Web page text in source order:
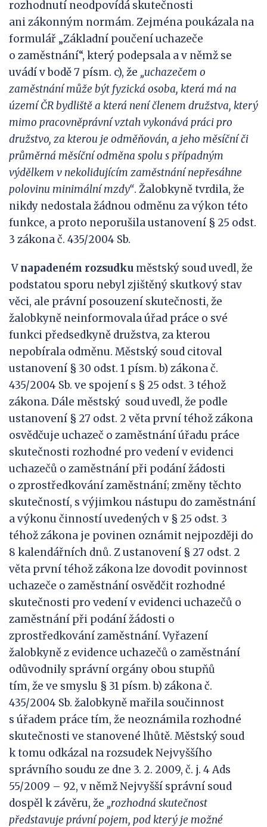
rozhodnutí neodpovídá skutečnosti
ani zákonným normám. Zejména poukázala na
formulář „Základní poučení uchazeče
o zaměstnání“, který podepsala a v němž se
uvádí v bodě 7 písm. c), že „uchazečem o
zaměstnání může být fyzická osoba, která má na
území ČR bydliště a která není členem družstva, který
mimo pracovněprávní vztah vykonává prácipro
družstvo, za kterou je odměňován, a jeho měsíční či
průměrná měsíční odměna spolu spřípadným
výdělkem v nekolidujícím zaměstnání nepřesáhne
polovinu minimální mzdy“. Žalobkyně tvrdila, že
nikdy nedostala žádnou odměnu za výkon této
funkce, a proto neporušila ustanovení § 25 odst.
3 zákona č. 435/2004 Sb.
Vnapadeném rozsudku městský soud uvedl, že
podstatou sporu nebyl zjištěný skutkový stav
věci, ale právní posouzení skutečnosti, že
žalobkyně neinformovala úřad práce o své
funkci předsedkyně družstva, za kterou
nepobírala odměnu. Městský soud citoval
ustanovení § 30 odst. 1 písm. b) zákona č.
435/2004 Sb. ve spojení s § 25 odst. 3 téhož
zákona. Dále městský soud uvedl, že podle
ustanovení § 27 odst. 2 věta první téhož zákona
osvědčuje uchazeč o zaměstnání úřadu práce
skutečnosti rozhodné pro vedení v evidenci
uchazečů o zaměstnání při podání žádosti
o zprostředkování zaměstnání; změny těchto
skutečností, s výjimkou nástupu do zaměstnání
a výkonu činností uvedených v § 25 odst. 3
téhož zákona je povinen oznámit nejpozději do
8 kalendářních dnů. Z ustanovení § 27 odst. 2
věta první téhož zákona lze dovodit povinnost
uchazeče o zaměstnání osvědčit rozhodné
skutečnosti pro vedení v evidenci uchazečů o
zaměstnání při podání žádosti o
zprostředkování zaměstnání. Vyřazení
žalobkyně z evidence uchazečů o zaměstnání
odůvodnily správní orgány obou stupňů
tím, že ve smyslu § 31 písm. b) zákona č.
435/2004 Sb. žalobkyně mařila součinnost
s úřadem práce tím, že neoznámila rozhodné
skutečnosti ve stanovené lhůtě. Městský soud
k tomu odkázal na rozsudek Nejvyššího
správního soudu ze dne 3. 2. 2009, č. j. 4 Ads
55/2009 – 92, v němž Nejvyšší správní soud
dospěl k závěru, že „rozhodná skutečnost
představuje právní pojem, pod který je možné